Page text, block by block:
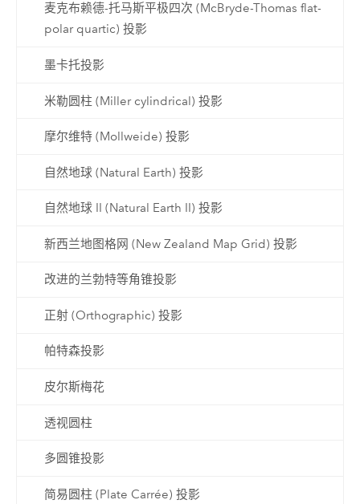
麦克布赖德-托马斯平极四次 (McBryde-Thomas flat-
polar quartic) 投影
墨卡托投影
米勒圆柱 (Miller cylindrical) 投影
摩尔维特 (Mollweide) 投影
自然地球 (Natural Earth) 投影
自然地球 II (Natural Earth II) 投影
新西兰地图格网 (New Zealand Map Grid) 投影
改进的兰勃特等角锥投影
正射 (Orthographic) 投影
帕特森投影
皮尔斯梅花
透视圆柱
多圆锥投影
简易圆柱 (Plate Carrée) 投影